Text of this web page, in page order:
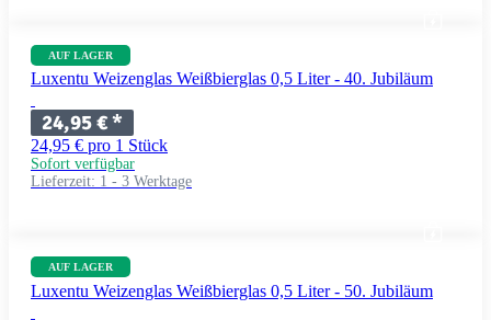
AUF LAGER
Luxentu Weizenglas Weißbierglas 0,5 Liter - 40. Jubiläum
24,95 €*
24,95 € pro 1 Stück
Sofort verfügbar
Lieferzeit: 1 - 3 Werktage
AUF LAGER
Luxentu Weizenglas Weißbierglas 0,5 Liter - 50. Jubiläum